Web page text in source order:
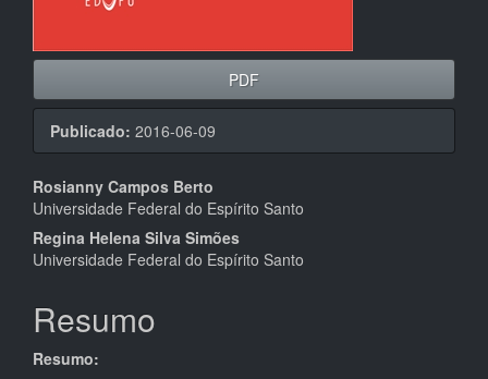
PDF
Publicado: 2016-06-09
Conteúdo
do
artigo
principal
Rosianny Campos Berto
Universidade Federal do Espírito Santo
Regina Helena Silva Simões
Universidade Federal do Espírito Santo
Resumo
Resumo: